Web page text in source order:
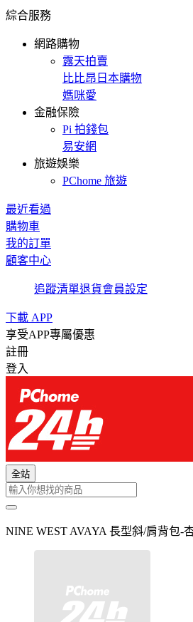
綜合服務
網路購物
露天拍賣
比比昂日本購物
媽咪愛
金融保險
Pi 拍錢包
易安網
旅遊娛樂
PChome 旅遊
最近看過
購物車
我的訂單
顧客中心
追蹤清單退貨會員設定
下載 APP
享受APP專屬優惠
註冊
登入
全站
NINE WEST AVAYA 長型斜/肩背包-